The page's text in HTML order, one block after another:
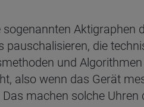
die
und
also wenn das Gerät
machen solche Uhren